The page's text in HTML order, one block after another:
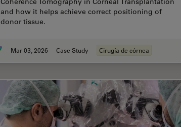
and how it helps achieve correct positioning of
donor tissue.
Mar 03, 2026 Case Study Cirugía de córnea